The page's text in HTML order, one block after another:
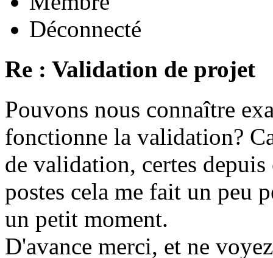
Déconnecté
Re : Validation de projet
Pouvons nous connaître
fonctionne la validation?
de validation, certes
postes cela me fait un peu
un petit moment.
D'avance merci, et ne